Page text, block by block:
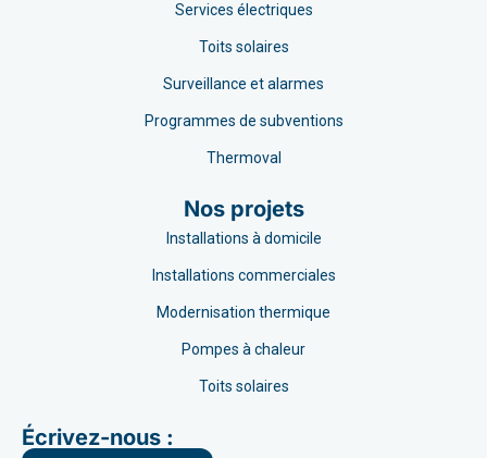
Services électriques
Toits solaires
Surveillance et alarmes
Programmes de subventions
Thermoval
Nos projets
Installations à domicile
Installations commerciales
Modernisation thermique
Pompes à chaleur
Toits solaires
Écrivez-nous :